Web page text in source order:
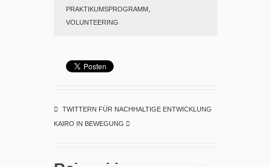
PRAKTIKUMSPROGRAMM
VOLUNTEERING
TWITTERN FÜR NACHHALTIGE ENTWICKLUNG
KAIRO IN BEWEGUNG